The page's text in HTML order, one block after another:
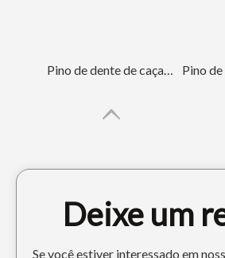
Pino de dente de caçamba de trava de escavadeira Doosan
Deixe um
Se você estiver interessado em